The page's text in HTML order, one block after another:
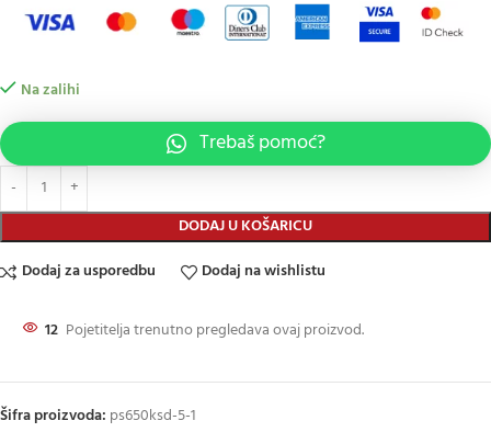
Na zalihi
DODAJ U KOŠARICU
Trebaš pomoć?
Dodaj za usporedbu Dodaj na wishlistu
12 Pojetitelja trenutno pregledava ovaj proizvod.
Šifra proizvoda: ps650ksd-5-1